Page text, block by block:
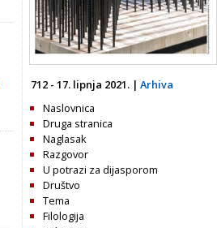
712 - 17. lipnja 2021. | Arhiva
Naslovnica
Druga stranica
Naglasak
Razgovor
U potrazi za dijasporom
Društvo
Tema
Filologija